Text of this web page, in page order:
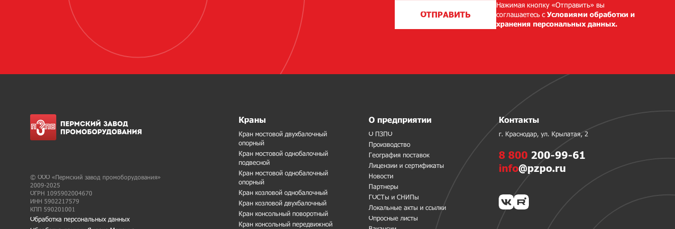
ОТПРАВИТЬ
Нажимая кнопку «Отправить» вы
соглашаетесь сУсловиями обработки и
хранения персональных данных.
© ООО «Пермский завод промоборудования»
2009-2025
ОГРН 1095902004670
ИНН 5902217579
КПП 590201001
Обработка персональных данных
Краны
Кран мостовой двухбалочный
опорный
Кран мостовой однобалочный
подвесной
Кран мостовой однобалочный
опорный
Кран козловой однобалочный
Кран козловой двухбалочный
Кран консольный поворотный
Кран консольный передвижной
О предприятии
О ПЗПО
Производство
География поставок
Лицензии и сертификаты
Новости
Партнеры
ГОСТы и СНИПы
Локальные акты и ссылки
Опросные листы
Контакты
г. Краснодар, ул. Крылатая, 2
8 800 200-99-61
info@pzpo.ru